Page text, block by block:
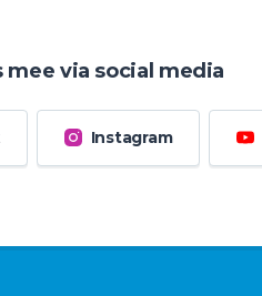
mee via social media
Instagram